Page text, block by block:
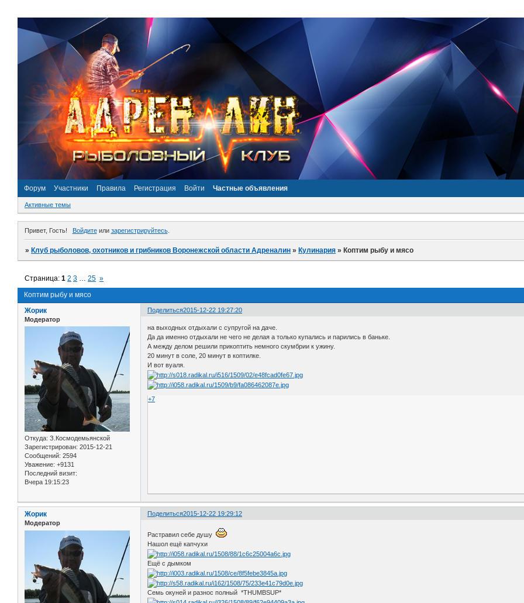
Форум Участники Правила Регистрация Войти Частные объявления
Активные темы
Привет, Гость! Войдитеили зарегистрируйтесь.
» Клуб рыболовов, охотников и грибников Воронежской области Адреналин » Кулинария » Коптим рыбу и мясо
Коптим рыбу и мясо
Страница:1 2 3 … 25 »
Поделиться2015-12-22 19:27:20
Жорик
Модератор
Откуда: З.Космодемьянской
Зарегистрирован: 2015-12-21
Сообщений: 2594
Уважение: +9131
Последний визит:
Вчера 19:15:23
на выходных отдыхали с супругой на даче.
Да да именно отдыхали не чего не делая а только купались и парились в баньке.
А между делом решили прикоптить немного скумбрии к ужину.
20 минут в соле, 20 минут в коптилке.
И вот вуаля.
+7
Поделиться2015-12-22 19:29:12
Жорик
Модератор
Растравил себе душу
Нашол ещё капчухи
Ещё с дымком
Семь окуней и разнос полный *THUMBSUP*